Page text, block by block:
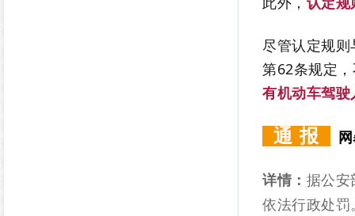
尽管认定规
第62条规定
有机动车驾驶
通 报
详情： 据公安
依法行政处罚